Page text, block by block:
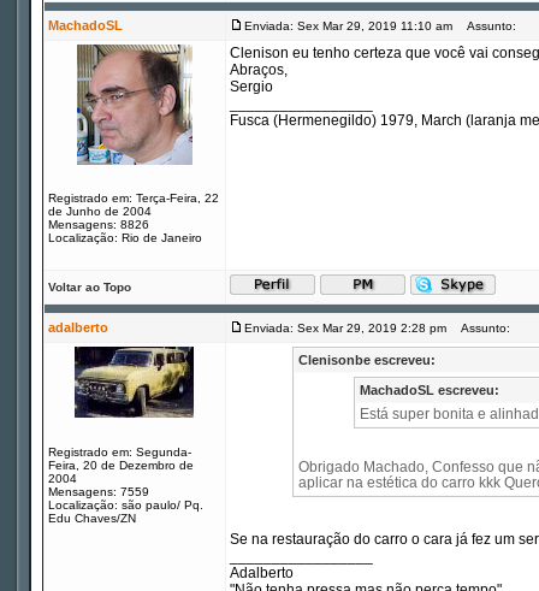
MachadoSL Enviada: Sex Mar 29, 2019 11:10 am Assunto:
Registrado em: Terça-Feira, 22
de Junho de 2004
Mensagens: 8826
Localização: Rio de Janeiro
Clenison eu tenho certeza que você vai
Abraços,
Sergio
Fusca (Hermenegildo) 1979, March (laranja
Voltar ao Topo
adalberto Enviada: Sex Mar 29, 2019 2:28 pm Assunto:
Registrado em: Segunda-
Feira, 20 de Dezembro de
2004
Mensagens: 7559
Localização: são paulo/ Pq.
Edu Chaves/ZN
Clenisonbe escreveu:
MachadoSL escreveu:
Está super bonita e
Obrigado Machado, Confesso que
aplicar na estética do carro kkk
Se na restauração do carro o cara já fez um
Adalberto